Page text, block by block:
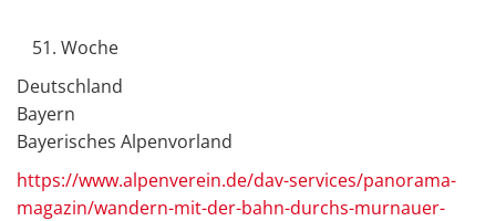
Woche
Deutschland
Bayern
Bayerisches Alpenvorland
https://www.alpenverein.de/dav-services/panorama-
magazin/wandern-mit-der-bahn-durchs-murnauer-